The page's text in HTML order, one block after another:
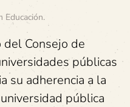
Educación.
Consejo de
públicas
su adherencia a la
pública